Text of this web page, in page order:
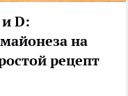
D:
на
рецепт